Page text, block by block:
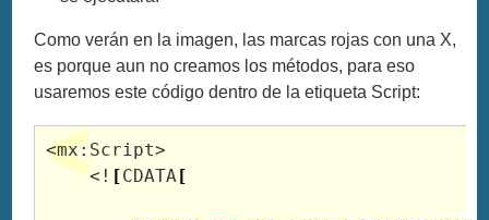
Como verán en la imagen, las marcas rojas con una X,
es porque aun no creamos los métodos, para eso
usaremos este código dentro de la etiqueta Script:
<mx:Script>
<! [CDATA [